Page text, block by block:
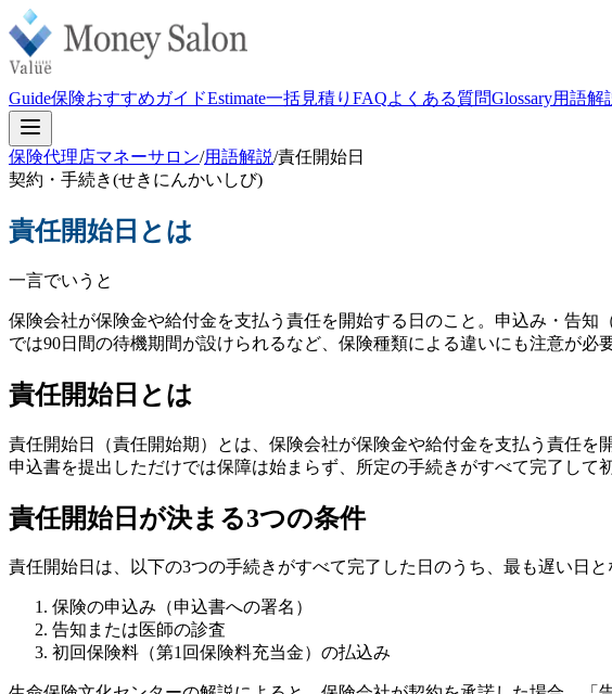
Guide保険おすすめガイドEstimate一括見積り FAQよくある質問Glossary用語解
保険代理店マネーサロン/用語解説/責任開始日
契約・手続き(せきにんかいしび)
責任開始日 とは
一言でいうと
保険会社が保険金や給付金を支払う責任を開始する日のこと。申込み・告
では90日間の待機期間が設けられるなど、保険種類による違いにも注意が必要
責任開始日とは
責任開始日（責任開始期）とは、保険会社が保険金や給付金を支払う責任
申込書を提出しただけでは保障は始まらず、所定の手続きがすべて完了して
責任開始日が決まる3つの条件
責任開始日は、以下の3つの手続きがすべて完了した日のうち、最も遅い日と
保険の申込み（申込書への署名）
告知または医師の診査
初回保険料（第1回保険料充当金）の払込み